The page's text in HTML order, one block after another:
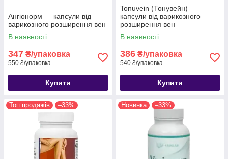
Ангіонорм — капсули від
варикозного розширення вен
В наявності
347 ₴/упаковка
550 ₴/упаковка
Купити
Tonuvein (Тонувейн) —
капсули від варикозного
розширення вен
В наявності
386 ₴/упаковка
540 ₴/упаковка
Купити
Топ продажів –33% Новинка –33%